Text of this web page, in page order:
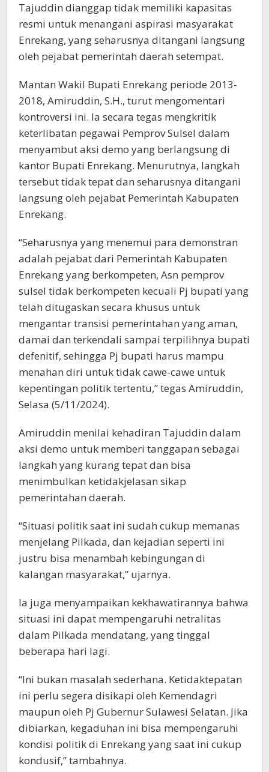
Tajuddin dianggap tidak memiliki kapasitas
resmi untuk menangani aspirasi masyarakat
Enrekang, yang seharusnya ditangani langsung
oleh pejabat pemerintah daerah setempat.
Mantan Wakil Bupati Enrekang periode 2013-
2018, Amiruddin, S.H., turut mengomentari
kontroversi ini. Ia secara tegas mengkritik
keterlibatan pegawai Pemprov Sulsel dalam
menyambut aksi demo yang berlangsung di
kantor Bupati Enrekang. Menurutnya, langkah
tersebut tidak tepat dan seharusnya ditangani
langsung oleh pejabat Pemerintah Kabupaten
Enrekang.
“Seharusnya yang menemui para demonstran
adalah pejabat dari Pemerintah Kabupaten
Enrekang yang berkompeten, Asn pemprov
sulsel tidak berkompeten kecuali Pj bupati yang
telah ditugaskan secara khusus untuk
mengantar transisi pemerintahan yang aman,
damai dan terkendali sampai terpilihnya bupati
defenitif, sehingga Pj bupati harus mampu
menahan diri untuk tidak cawe-cawe untuk
kepentingan politik tertentu,” tegas Amiruddin,
Selasa (5/11/2024).
Amiruddin menilai kehadiran Tajuddin dalam
aksi demo untuk memberi tanggapan sebagai
langkah yang kurang tepat dan bisa
menimbulkan ketidakjelasan sikap
pemerintahan daerah.
“Situasi politik saat ini sudah cukup memanas
menjelang Pilkada, dan kejadian seperti ini
justru bisa menambah kebingungan di
kalangan masyarakat,” ujarnya.
Ia juga menyampaikan kekhawatirannya bahwa
situasi ini dapat mempengaruhi netralitas
dalam Pilkada mendatang, yang tinggal
beberapa hari lagi.
“Ini bukan masalah sederhana. Ketidaktepatan
ini perlu segera disikapi oleh Kemendagri
maupun oleh Pj Gubernur Sulawesi Selatan. Jika
dibiarkan, kegaduhan ini bisa mempengaruhi
kondisi politik di Enrekang yang saat ini cukup
kondusif,” tambahnya.